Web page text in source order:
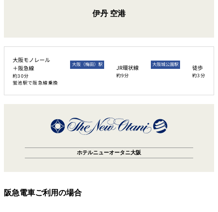
伊丹 空港
大阪モノレール
＋阪急線
約30分
蛍池駅で阪急線乗換
大阪（梅田）駅 JR環状線
約9分
大阪城公園駅 徒歩
約3分
ホテルニューオータニ大阪
阪急電車ご利用の場合